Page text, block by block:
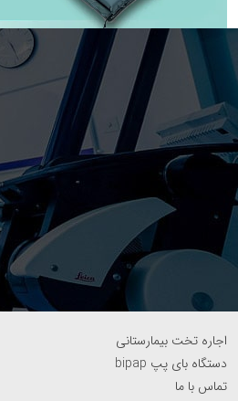
چسب بخیه
چسب حصیری
چسب ضد حساسیت
ونتیلاتور
تجهیزات پزشکی
ابزار جراحی
چکش پزشکی
هوک جراحی
استئوتوم
قیچی جراحی
بن کاتر و بن هولدر
پنست
اکارتور و رترکتور
سوزن گیر
دستگاه مانیتورینگ علائم حیاتی
دستگاه نوار قلب ECG و EKG
اجاره تخت بیمارستانی
دستگاه بای پپ bipap
تماس با ما